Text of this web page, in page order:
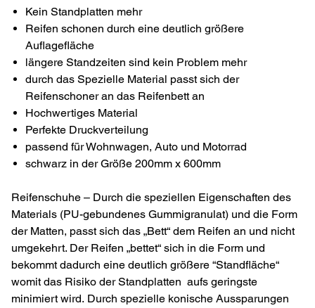
Kein Standplatten mehr
Reifen schonen durch eine deutlich größere
Auflagefläche
längere Standzeiten sind kein Problem mehr
durch das Spezielle Material passt sich der
Reifenschoner an das Reifenbett an
Hochwertiges Material
Perfekte Druckverteilung
passend für Wohnwagen, Auto und Motorrad
schwarz in der Größe 200mm x 600mm
Reifenschuhe – Durch die speziellen Eigenschaften des
Materials (PU-gebundenes Gummigranulat) und die Form
der Matten, passt sich das „Bett“ dem Reifen an und nicht
umgekehrt. Der Reifen „bettet“ sich in die Form und
bekommt dadurch eine deutlich größere “Standfläche“
womit das Risiko der Standplatten aufs geringste
minimiert wird. Durch spezielle konische Aussparungen